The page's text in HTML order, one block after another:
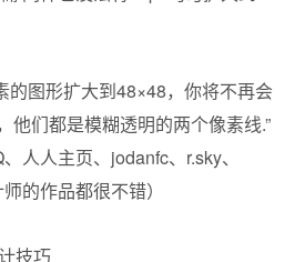
的图形扩大到48×48，你将不再会
他们都是模糊透明的两个像素线.”
人人主页、jodanfc、r.sky、
的作品都很不错）